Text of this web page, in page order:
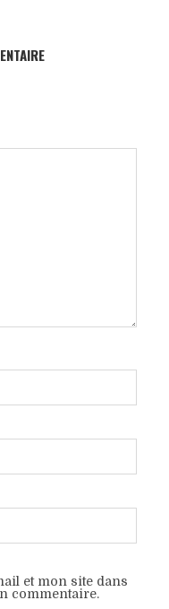
et mon site dans
commentaire.